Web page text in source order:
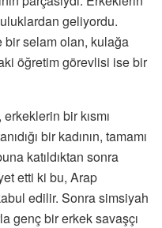
geliyordu.
selam olan, kulağa
öğretim görevlisi ise bir
bir kısmı
bir kadının, tamamı
katıldıktan sonra
etti ki bu, Arap
edilir. Sonra simsiyah
genç bir erkek savaşçı